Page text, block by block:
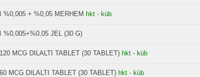
%0,005 + %0,05 MERHEM hkt - küb
%0,005+%0,05 JEL (30 G)
MCG DILALTI TABLET (30 TABLET) hkt - küb
MCG DILALTI TABLET (30 TABLET) hkt - küb